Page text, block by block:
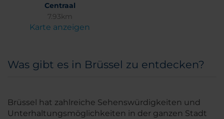
Centraal
7.93km
Karte anzeigen
Was gibt es in Brüssel zu entdecken?
Brüssel hat zahlreiche Sehenswürdigkeiten und
Unterhaltungsmöglichkeiten in der ganzen Stadt